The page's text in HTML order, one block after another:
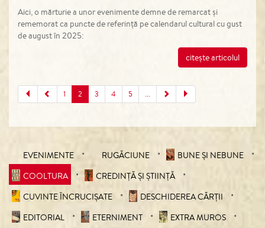
Aici, o mărturie a unor evenimente demne de remarcat și
rememorat ca puncte de referință pe calendarul cultural cu gust
de august în 2025:
citește articolul
1 2 3 4 5 ...
EVENIMENTE RUGĂCIUNE
BUNE ȘI NEBUNE
COOLTURA
CREDINȚĂ ȘI ȘTIINȚĂ
CUVINTE ÎNCRUCIŞATE
DESCHIDEREA CĂRȚII
EDITORIAL
ETERNIMENT
EXTRA MUROS